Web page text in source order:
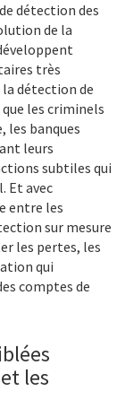
détection des
de la
très
la détection de
les criminels
les banques
leurs
subtiles qui
Et avec
entre les
sur mesure
les pertes, les
qui
comptes de
les